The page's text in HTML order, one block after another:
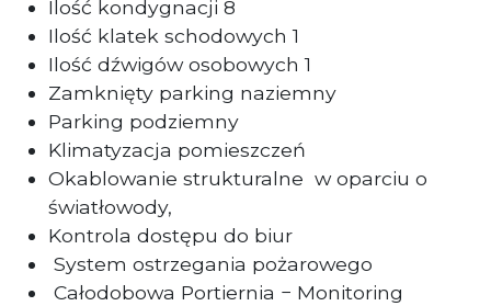
Ilość kondygnacji 8
Ilość klatek schodowych 1
Ilość dźwigów osobowych 1
Zamknięty parking naziemny
Parking podziemny
Klimatyzacja pomieszczeń
Okablowanie strukturalne w oparciu o
światłowody,
Kontrola dostępu do biur
System ostrzegania pożarowego
Całodobowa Portiernia − Monitoring